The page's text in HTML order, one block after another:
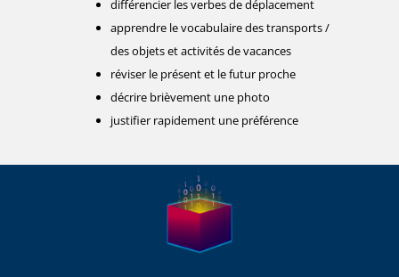
différencier les verbes de déplacement
apprendre le vocabulaire des transports /
des objets et activités de vacances
réviser le présent et le futur proche
décrire brièvement une photo
justifier rapidement une préférence